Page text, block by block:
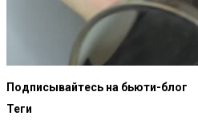
Подписывайтесь на бьюти-блог
Теги